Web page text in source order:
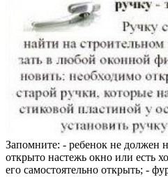
Запомните: - ребенок не должен
открыто настежь окно или есть
его самостоятельно открыть; -